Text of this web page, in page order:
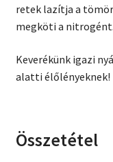
retek lazítja a
megköti a nitrogént.
Keverékünk igazi
alatti élőlényeknek!
Összetétel